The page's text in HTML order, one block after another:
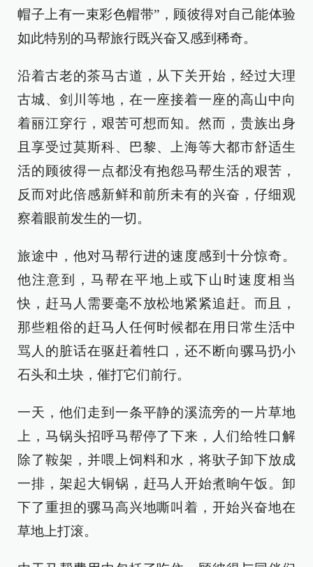
帽子上有一束彩色帽带”，顾彼得对自己能体验
如此特别的马帮旅行既兴奋又感到稀奇。
沿着古老的茶马古道，从下关开始，经过大理
古城、剑川等地，在一座接着一座的高山中向
着丽江穿行，艰苦可想而知。然而，贵族出身
且享受过莫斯科、巴黎、上海等大都市舒适生
活的顾彼得一点都没有抱怨马帮生活的艰苦，
反而对此倍感新鲜和前所未有的兴奋，仔细观
察着眼前发生的一切。
旅途中，他对马帮行进的速度感到十分惊奇。
他注意到，马帮在平地上或下山时速度相当
快，赶马人需要毫不放松地紧紧追赶。而且，
那些粗俗的赶马人任何时候都在用日常生活中
骂人的脏话在驱赶着牲口，还不断向骡马扔小
石头和土块，催打它们前行。
一天，他们走到一条平静的溪流旁的一片草地
上，马锅头招呼马帮停了下来，人们给牲口解
除了鞍架，并喂上饲料和水，将驮子卸下放成
一排，架起大铜锅，赶马人开始煮晌午饭。卸
下了重担的骡马高兴地嘶叫着，开始兴奋地在
草地上打滚。